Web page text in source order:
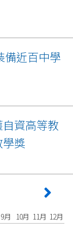
備近百中學
資高等教
獎
9月 10月 11月 12月